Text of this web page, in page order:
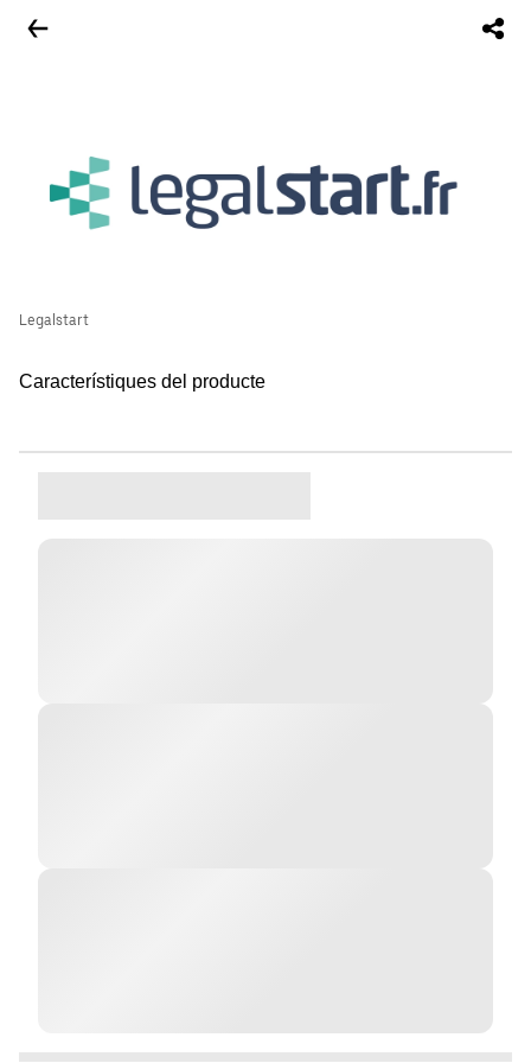
Legalstart
Característiques del producte